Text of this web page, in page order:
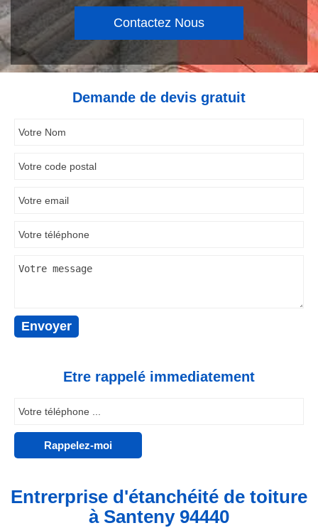
Contactez Nous
Demande de devis gratuit
Etre rappelé immediatement
Entrerprise d'étanchéité de toiture
à Santeny 94440